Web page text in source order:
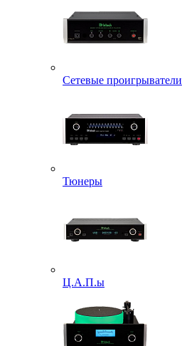
Сетевые проигрыватели
Тюнеры
Ц.А.П.ы